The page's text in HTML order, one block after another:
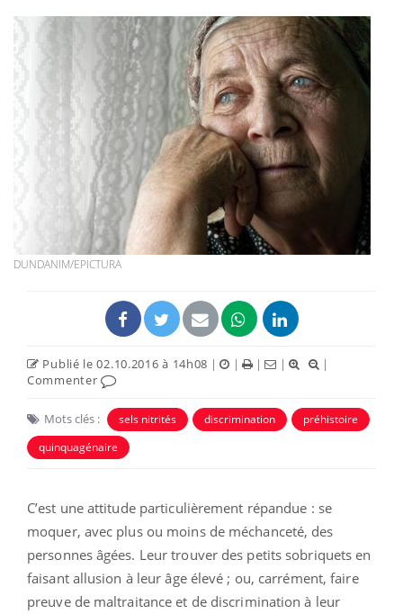
DUNDANIM/EPICTURA
Publié le 02.10.2016 à 14h08 | | | |
|
Commenter
Mots clés : sels nitrités discrimination
préhistoire
quinquagénaire
C’est une attitude particulièrement répandue : se
moquer, avec plus ou moins de méchanceté, des
personnes âgées. Leur trouver des petits sobriquets en
faisant allusion à leur âge élevé ; ou, carrément, faire
preuve de maltraitance et de discrimination à leur